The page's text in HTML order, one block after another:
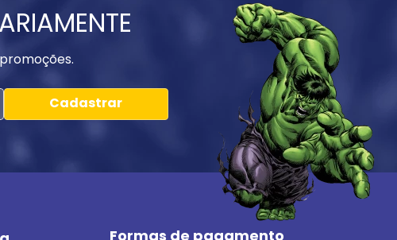
Cadastrar
Formas de pagamento